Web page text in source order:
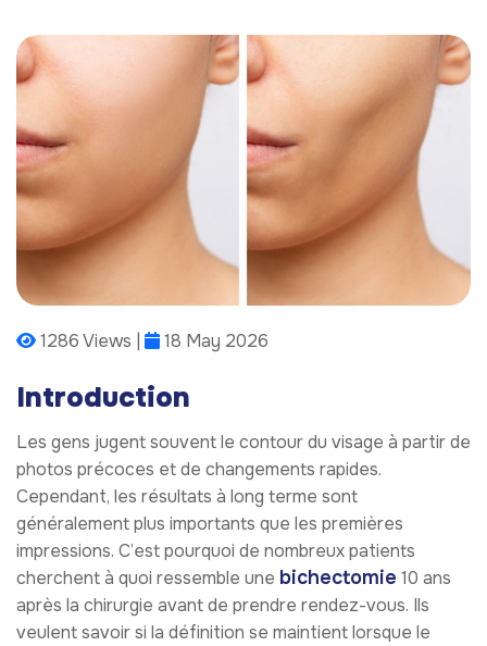
1286 Views | 18 May 2026
Introduction
Les gens jugent souvent le contour du visage à partir de
photos précoces et de changements rapides.
Cependant, les résultats à long terme sont
généralement plus importants que les premières
impressions. C’est pourquoi de nombreux patients
cherchent à quoi ressemble une bichectomie 10 ans
après la chirurgie avant de prendre rendez-vous. Ils
veulent savoir si la définition se maintient lorsque le